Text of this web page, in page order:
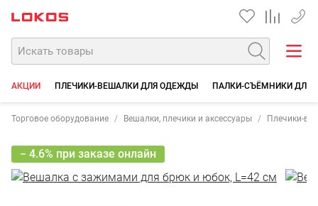
+7
АКЦИИ ПЛЕЧИКИ-ВЕШАЛКИ ДЛЯ ОДЕЖДЫ ПАЛКИ-СЪЁМНИКИ ДЛЯ
Торговое оборудование Вешалки, плечики и аксессуары Плечики-
− 4.6% при заказе онлайн